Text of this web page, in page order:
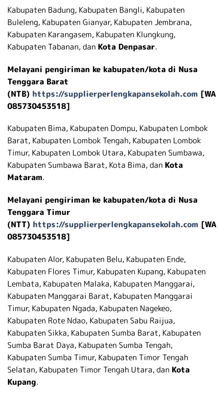
Kabupaten Badung, Kabupaten Bangli, Kabupaten
Buleleng, Kabupaten Gianyar, Kabupaten Jembrana,
Kabupaten Karangasem, Kabupaten Klungkung,
Kabupaten Tabanan, dan Kota Denpasar.
Melayani pengiriman ke kabupaten/kota di Nusa
Tenggara Barat
(NTB) https://supplierperlengkapansekolah.com [WA
085730453518]
Kabupaten Bima, Kabupaten Dompu, Kabupaten Lombok
Barat, Kabupaten Lombok Tengah, Kabupaten Lombok
Timur, Kabupaten Lombok Utara, Kabupaten Sumbawa,
Kabupaten Sumbawa Barat, Kota Bima, dan Kota
Mataram.
Melayani pengiriman ke kabupaten/kota di Nusa
Tenggara Timur
(NTT) https://supplierperlengkapansekolah.com [WA
085730453518]
Kabupaten Alor, Kabupaten Belu, Kabupaten Ende,
Kabupaten Flores Timur, Kabupaten Kupang, Kabupaten
Lembata, Kabupaten Malaka, Kabupaten Manggarai,
Kabupaten Manggarai Barat, Kabupaten Manggarai
Timur, Kabupaten Ngada, Kabupaten Nagekeo,
Kabupaten Rote Ndao, Kabupaten Sabu Raijua,
Kabupaten Sikka, Kabupaten Sumba Barat, Kabupaten
Sumba Barat Daya, Kabupaten Sumba Tengah,
Kabupaten Sumba Timur, Kabupaten Timor Tengah
Selatan, Kabupaten Timor Tengah Utara, dan Kota
Kupang.